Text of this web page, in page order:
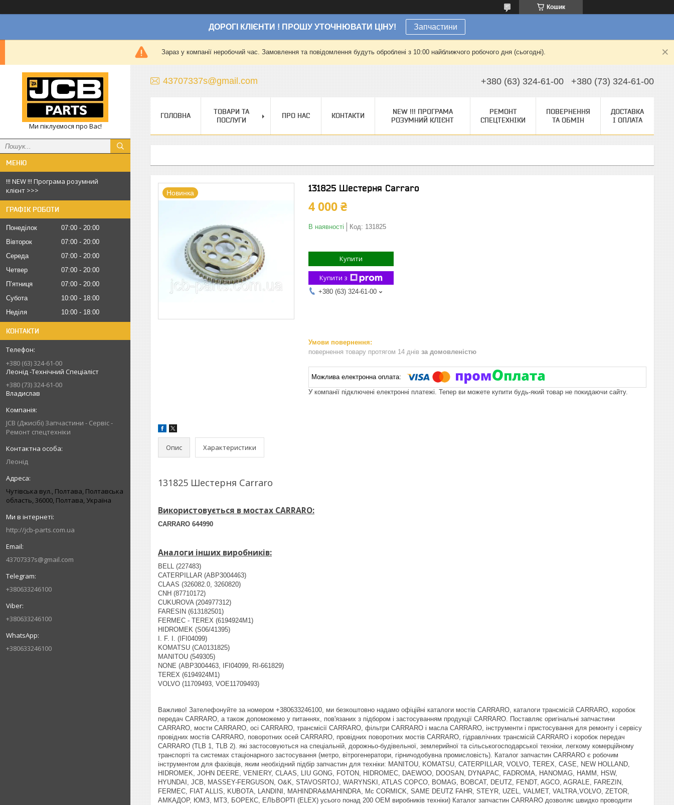
Кошик
ДОРОГІ КЛІЄНТИ ! ПРОШУ УТОЧНЮВАТИ ЦІНУ! Запчастини
Зараз у компанії неробочий час. Замовлення та повідомлення будуть оброблені з 10:00 найближчого робочого дня (сьогодні).
Ми піклуємося про Вас!
!!! NEW !!! Програма розумний
клієнт >>>
ГРАФІК РОБОТИ
Понеділок 07:00
20:00
Вівторок
07:00
20:00
Середа
07:00
20:00
Четвер
07:00
20:00
Пʼятниця
07:00
20:00
Субота
10:00
18:00
Неділя
10:00 18:00
КОНТАКТИ
+380 (63) 324-61-00
Леонід -Технічний Спеціаліст
+380 (73) 324-61-00
Владислав
JCB (Джисібі) Запчастини - Сервіс -
Ремонт спецтехніки
Леонід
Чутівська вул., Полтава, Полтавська
область, 36000, Полтава, Україна
http://jcb-parts.com.ua
43707337s@gmail.com
+380633246100
+380633246100
+380633246100
43707337s@gmail.com +380 (63) 324-61-00 +380 (73) 324-61-00
ГОЛОВНА
ТОВАРИ ТА
ПОСЛУГИ
ПРО НАС КОНТАКТИ
NEW !!! ПРОГРАМА
РОЗУМНИЙ КЛІЄНТ
РЕМОНТ
СПЕЦТЕХНІКИ
ПОВЕРНЕННЯ
ТА ОБМІН
ДОСТАВКА
І ОПЛАТА
Новинка 131825 Шестерня Carraro
4 000 ₴
В наявності Код: 131825
Купити
Купити з
+380 (63) 324-61-00
повернення товару протягом 14 днів за домовленістю
У компанії підключені електронні платежі. Тепер ви можете купити будь-який товар не покидаючи сайту.
Опис Характеристики
131825 Шестерня Carraro
Використовується в мостах CARRARO:
CARRARO 644990
Аналоги інших виробників:
BELL (227483)
CATERPILLAR (ABP3004463)
CLAAS (326082.0, 3260820)
CNH (87710172)
CUKUROVA (204977312)
FARESIN (613182501)
FERMEC - TEREX (6194924M1)
HIDROMEK (S06/41395)
I. F. I. (IFI04099)
KOMATSU (CA0131825)
MANITOU (549305)
NONE (ABP3004463, IFI04099, RI-661829)
TEREX (6194924M1)
VOLVO (11709493, VOE11709493)
Важливо! Зателефонуйте за номером +380633246100, ми безкоштовно надамо офіційні каталоги мостів CARRARO, каталоги трансмісій CARRARO, коробок
передач CARRARO, а також допоможемо у питаннях, пов'язаних з підбором і застосуванням продукції CARRARO. Поставляє оригінальні запчастини
CARRARO, мости CARRARO, осі CARRARO, трансмісії CARRARO, фільтри CARRARO і масла CARRARO, інструменти і пристосування для ремонту і сервісу
провідних мостів CARRARO, поворотних осей CARRARO, провідних поворотних мостів CARRARO, гідравлічних трансмісій CARRARO і коробок передач
CARRARO (TLB 1, TLB 2). які застосовуються на спеціальній, дорожньо-будівельної, землерийної та сільськогосподарської техніки, легкому комерційному
транспорті та системах стаціонарного застосування (метро, вітрогенератори, гірничодобувна промисловість). Каталог запчастин CARRARO є робочим
інструментом для фахівців, яким необхідний підбір запчастин для техніки: MANITOU, KOMATSU, CATERPILLAR, VOLVO, TEREX, CASE, NEW HOLLAND,
HIDROMEK, JOHN DEERE, VENIERY, CLAAS, LIU GONG, FOTON, HIDROMEC, DAEWOO, DOOSAN, DYNAPAC, FADROMA, HANOMAG, HAMM, HSW,
HYUNDAI, JCB, MASSEY-FERGUSON, O&K, STAVOSRTOJ, WARYNSKI, ATLAS COPCO, BOMAG, BOBCAT, DEUTZ, FENDT, AGCO, AGRALE, FAREZIN,
FERMEC, FIAT ALLIS, KUBOTA, LANDINI, MAHINDRA&MAHINDRA, Mc CORMICK, SAME DEUTZ FAHR, STEYR, UZEL, VALMET, VALTRA,VOLVO, ZETOR,
АМКАДОР, ЮМЗ, МТЗ, БОРЕКС, ЕЛЬВОРТІ (ELEX) усього понад 200 OEM виробників техніки) Каталог запчастин CARRARO дозволяє швидко проводити